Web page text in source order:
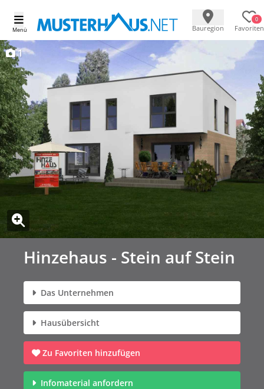
Menü Bauregion
0
Favoriten
1
Hinzehaus - Stein auf Stein
Das Unternehmen
Hausübersicht
Zu Favoriten hinzufügen
Infomaterial anfordern